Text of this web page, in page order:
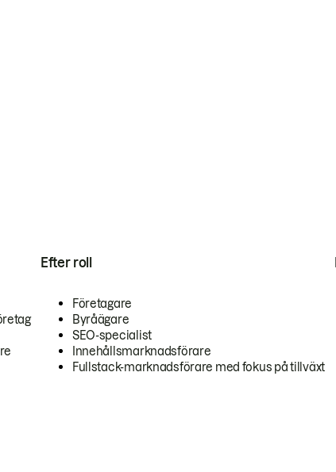
Efter roll
Företagare
Byråägare
SEO-specialist
Innehållsmarknadsförare
Fullstack-marknadsförare med fokus på tillväxt